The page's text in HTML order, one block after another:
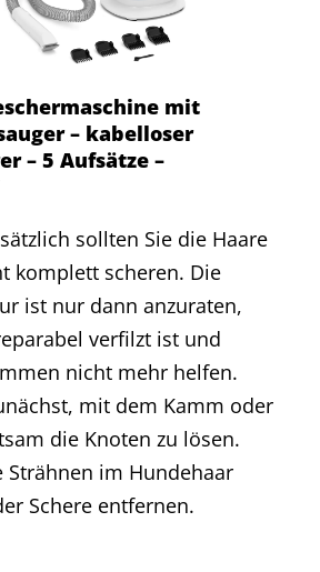
mit
– kabelloser
– 5 Aufsätze –
sollten Sie die Haare
komplett scheren. Die
ist nur dann anzuraten,
verfilzt ist und
nicht mehr helfen.
mit dem Kamm oder
die Knoten zu lösen.
Strähnen im Hundehaar
Schere entfernen.